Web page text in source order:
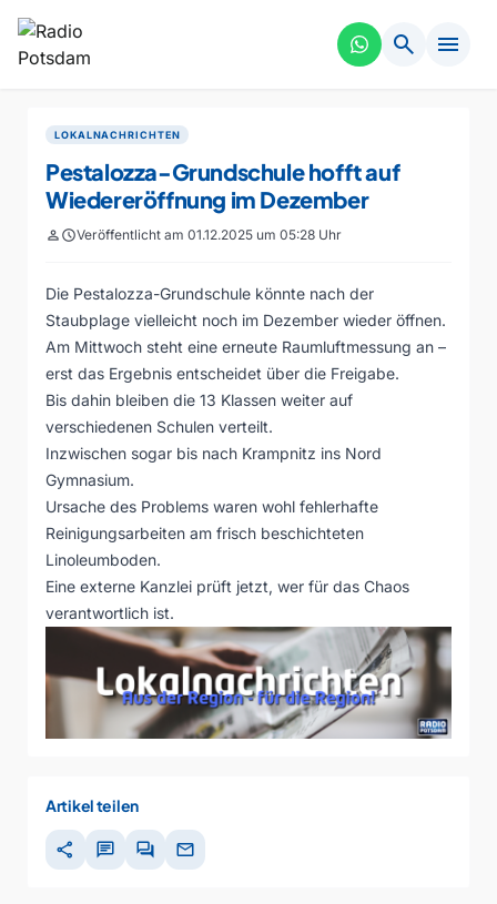
search menu
LOKALNACHRICHTEN
Pestalozza-Grundschule hofft auf
Wiedereröffnung im Dezember
personscheduleVeröffentlicht am 01.12.2025 um 05:28 Uhr
Die Pestalozza-Grundschule könnte nach der
Staubplage vielleicht noch im Dezember wieder öffnen.
Am Mittwoch steht eine erneute Raumluftmessung an –
erst das Ergebnis entscheidet über die Freigabe.
Bis dahin bleiben die 13 Klassen weiter auf
verschiedenen Schulen verteilt.
Inzwischen sogar bis nach Krampnitz ins Nord
Gymnasium.
Ursache des Problems waren wohl fehlerhafte
Reinigungsarbeiten am frisch beschichteten
Linoleumboden.
Eine externe Kanzlei prüft jetzt, wer für das Chaos
verantwortlich ist.
Artikel teilen
share chat forum mail